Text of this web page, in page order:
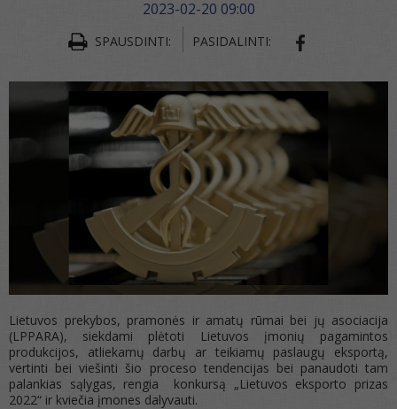
2023-02-20 09:00
SPAUSDINTI: PASIDALINTI:
Lietuvos prekybos, pramonės ir amatų rūmai bei jų asociacija
(LPPARA), siekdami plėtoti Lietuvos įmonių pagamintos
produkcijos, atliekamų darbų ar teikiamų paslaugų eksportą,
vertinti bei viešinti šio proceso tendencijas bei panaudoti tam
palankias sąlygas, rengia konkursą „Lietuvos eksporto prizas
2022“ ir kviečia įmones dalyvauti.